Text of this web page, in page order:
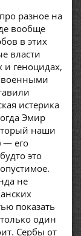
разное на
вообще
в этих
власти
геноцидах,
военными
истерика
Эмир
наши
— его
это
не
показать
один
Сербы от